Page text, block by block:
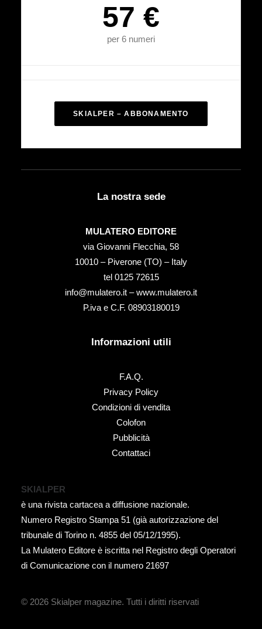
57 €
per 6 numeri
SKIALPER – ABBONAMENTO
La nostra sede
MULATERO EDITORE
via Giovanni Flecchia, 58
10010 – Piverone (TO) – Italy
tel ‭0125 72615‬
info@mulatero.it –www.mulatero.it
P.iva e C.F. 08903180019
Informazioni utili
F.A.Q.
Privacy Policy
Condizioni di vendita
Colofon
Pubblicità
Contattaci
SKIALPER
è una rivista cartacea a diffusione nazionale.
Numero Registro Stampa 51 (già autorizzazione del
tribunale di Torino n. 4855 del 05/12/1995).
La Mulatero Editore è iscritta nel Registro degli Operatori
di Comunicazione con il numero 21697
© 2026 Skialper magazine. Tutti i diritti riservati